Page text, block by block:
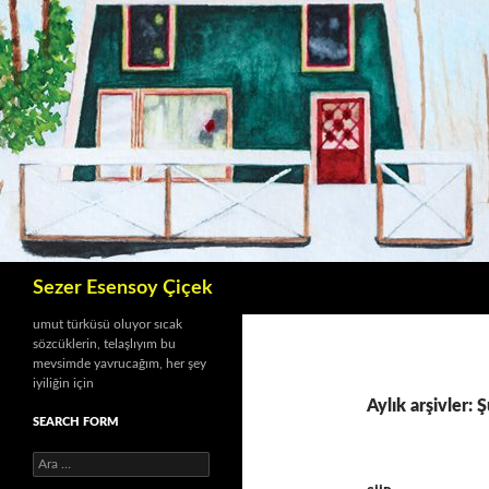
İçeriğe
atla
Sezer Esensoy Çiçek
Aylık arşivler:
umut türküsü oluyor sıcak
sözcüklerin, telaşlıyım bu
mevsimde yavrucağım, her şey
iyiliğin için
SEARCH FORM
A
r